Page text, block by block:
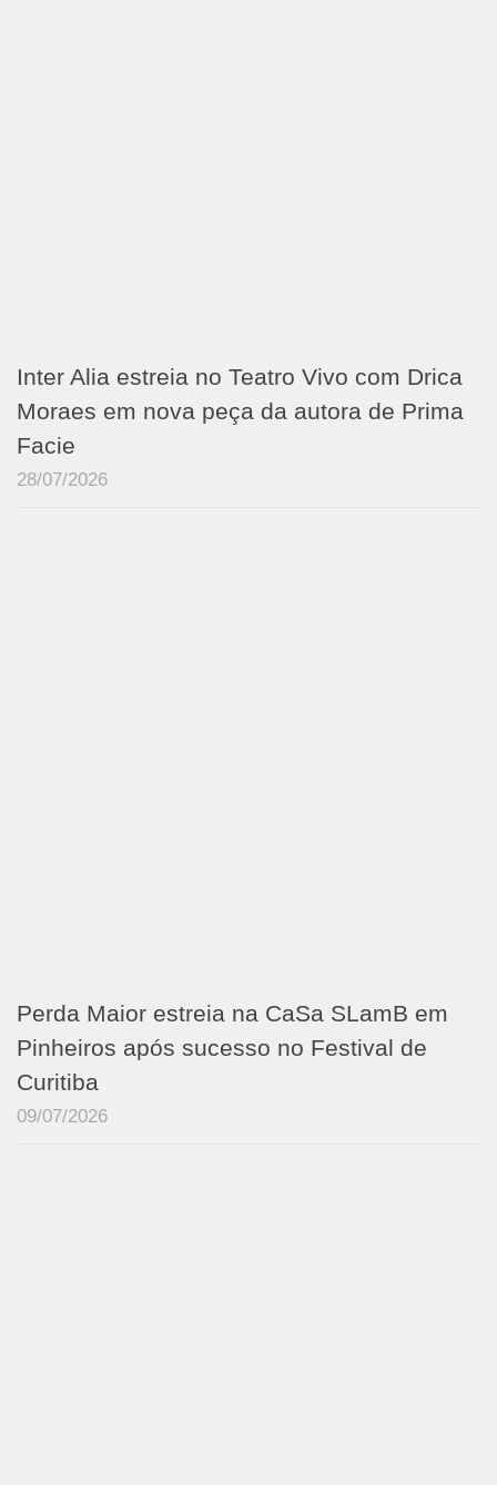
Inter Alia estreia no Teatro Vivo com Drica
Moraes em nova peça da autora de Prima
Facie
28/07/2026
Perda Maior estreia na CaSa SLamB em
Pinheiros após sucesso no Festival de
Curitiba
09/07/2026